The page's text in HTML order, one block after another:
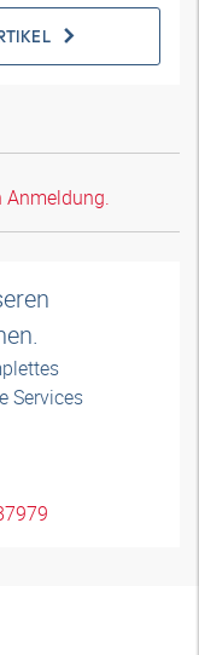
Anmeldung.
Services